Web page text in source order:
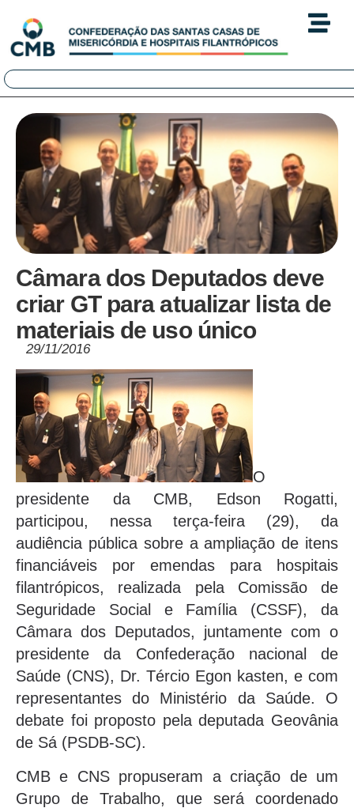
Câmara dos Deputados deve
criar GT para atualizar lista de
materiais de uso único
29/11/2016
O
presidente da CMB, Edson Rogatti,
participou, nessa terça-feira (29), da
audiência pública sobre a ampliação de itens
financiáveis por emendas para hospitais
filantrópicos, realizada pela Comissão de
Seguridade Social e Família (CSSF), da
Câmara dos Deputados, juntamente com o
presidente da Confederação nacional de
Saúde (CNS), Dr. Tércio Egon kasten, e com
representantes do Ministério da Saúde. O
debate foi proposto pela deputada Geovânia
de Sá (PSDB-SC).
CMB e CNS propuseram a criação de um
Grupo de Trabalho, que será coordenado